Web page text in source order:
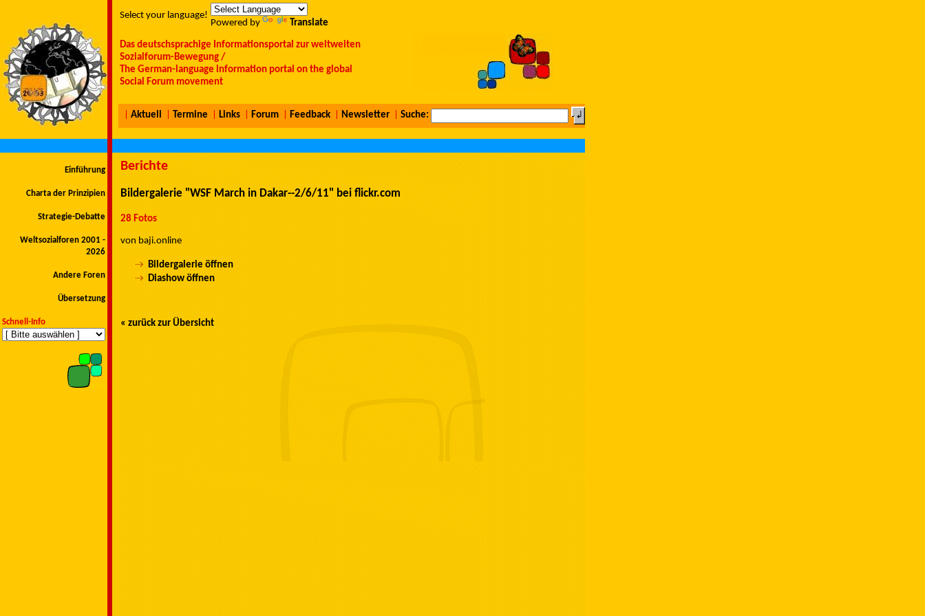
Select your language!
Powered by Translate
Das deutschsprachige Informationsportal zur weltweiten
Sozialforum-Bewegung /
The German-language information portal on the global
Social Forum movement
Aktuell Termine Links Forum Feedback Newsletter Suche:
Einführung
Charta der Prinzipien
Strategie-Debatte
Weltsozialforen 2001 -
2026
Andere Foren
Übersetzung
Schnell-Info
Berichte
Bildergalerie "WSF March in Dakar--2/6/11" bei flickr.com
28 Fotos
von baji.online
Bildergalerie öffnen
Diashow öffnen
« zurück zur Übersicht